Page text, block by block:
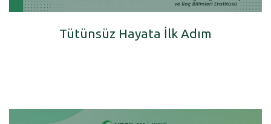
Tütünsüz Hayata İlk Adım